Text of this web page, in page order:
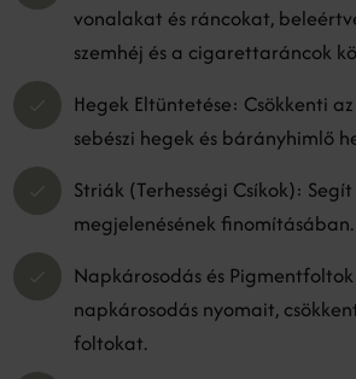
vonalakat és ráncokat,
szemhéj és a cigarettaráncok
Hegek Eltüntetése: Csökkenti
sebészi hegek és bárányhimlő
Striák (Terhességi Csíkok):
megjelenésének finomításában.
Napkárosodás és
napkárosodás nyomait,
foltokat.